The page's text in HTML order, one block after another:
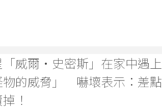
「威爾·史密斯」在家中遇上
物的威脅」 嚇壞表示：差點
！